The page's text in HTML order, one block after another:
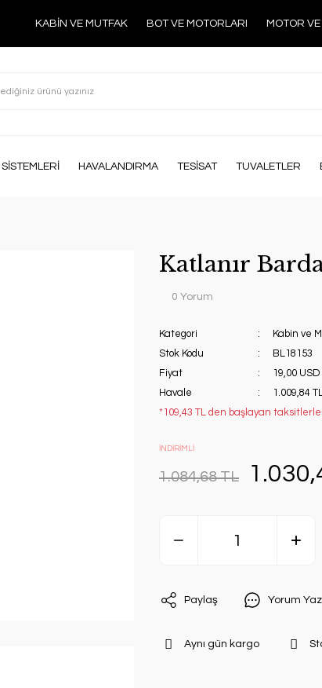
KABİN VE MUTFAK BOT VE MOTORLARI MOTOR
HAVALANDIRMA TESİSAT TUVALETLER
Katlanır
0 Yorum
Kategori
Kabin ve
Stok Kodu
BL18153
Fiyat
19,00
Havale
1.009,84
*109,43 TL den başlayan
İNDİRİMLİ
1.084,68 TL
Paylaş Yorum Yaz
Aynı gün kargo